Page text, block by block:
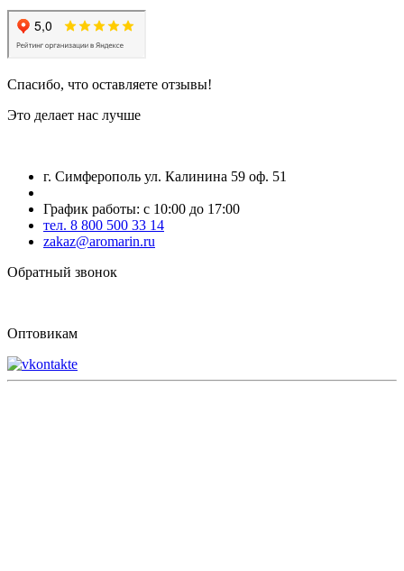
Спасибо, что оставляете отзывы!
Это делает нас лучше
г. Симферополь ул. Калинина 59 оф. 51
График работы: с 10:00 до 17:00
тел. 8 800 500 33 14
zakaz@aromarin.ru
Обратный звонок
Оптовикам